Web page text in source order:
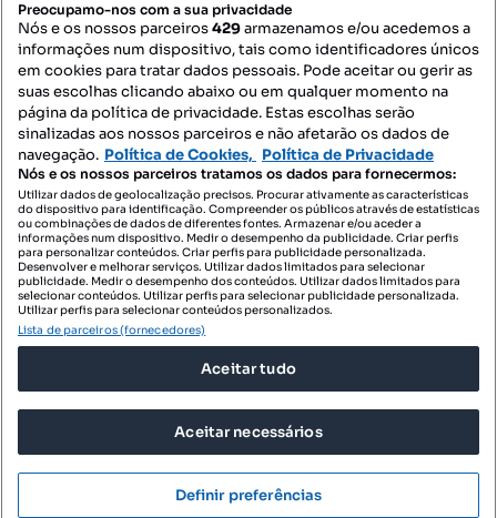
Mapa do Site
Contacte-nos
SIGA-NOS:
DESCARREGAR NA:
© 2026 Imovirtual.com, OLX Portugal, S.A.
TERMOS DE UTILIZAÇÃO
POLÍTICA DE PRIVACIDADE
Preocupamo-nos com a sua privacidade
Nós e os nossos parceiros429armazenamos e/ou acedemos a
informações num dispositivo, tais como identificadores únicos
em cookies para tratar dados pessoais. Pode aceitar ou gerir as
suas escolhas clicando abaixo ou em qualquer momento na
página da política de privacidade. Estas escolhas serão
sinalizadas aos nossos parceiros e não afetarão os dados de
navegação. Política de Cookies, Política de Privacidade
Nós e os nossos parceiros tratamos os dados para fornecermos:
Utilizar dados de geolocalização precisos. Procurar ativamente as características
do dispositivo para identificação. Compreender os públicos através de estatísticas
ou combinações de dados de diferentes fontes. Armazenar e/ou aceder a
informações num dispositivo. Medir o desempenho da publicidade. Criar perfis
para personalizar conteúdos. Criar perfis para publicidade personalizada.
Desenvolver e melhorar serviços. Utilizar dados limitados para selecionar
publicidade. Medir o desempenho dos conteúdos. Utilizar dados limitados para
selecionar conteúdos. Utilizar perfis para selecionar publicidade personalizada.
Utilizar perfis para selecionar conteúdos personalizados.
Lista de parceiros (fornecedores)
Aceitar tudo
Aceitar necessários
Definir preferências